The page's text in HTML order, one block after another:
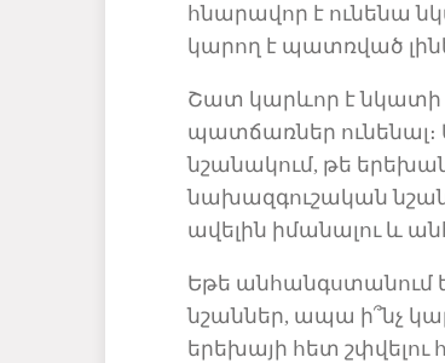
հնարավոր է ունենա
կարող է պատռված
Շատ կարևոր է նկատի
պատճառներ
նշանակում, թե
նախազգուշական
ավելին իմանալու և
Եթե անհանգստանում
նշաններ, ապա ի՞նչ
երեխայի հետ շփվելու